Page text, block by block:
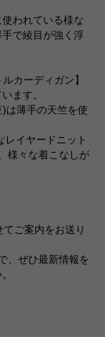
われている様な
で綾目が強く浮
カーディガン】
ます。
は薄手の天竺を使
レイヤードニット
様々な着こなしが
ご案内をお送り
、ぜひ最新情報を